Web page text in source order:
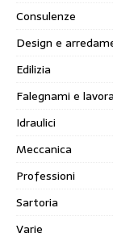
Consulenze
Design e
Edilizia
Falegnami e
Idraulici
Meccanica
Professioni
Sartoria
Varie